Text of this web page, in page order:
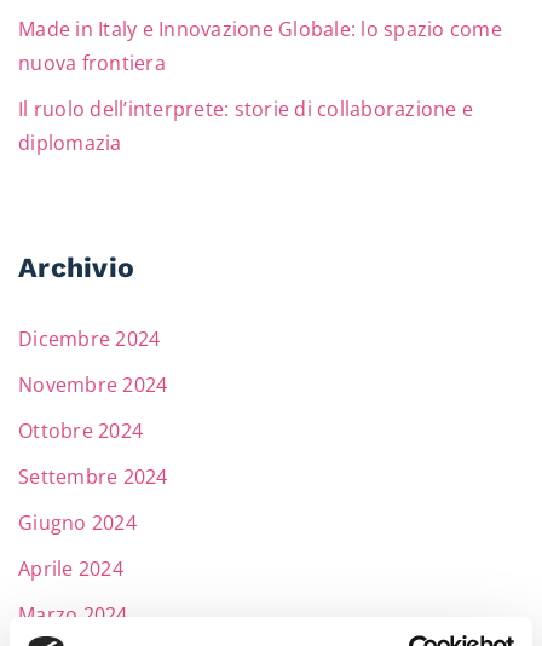
Made in Italy e Innovazione Globale: lo spazio come
nuova frontiera
Il ruolo dell’interprete: storie di collaborazione e
diplomazia
Archivio
Dicembre 2024
Novembre 2024
Ottobre 2024
Settembre 2024
Giugno 2024
Aprile 2024
Marzo 2024